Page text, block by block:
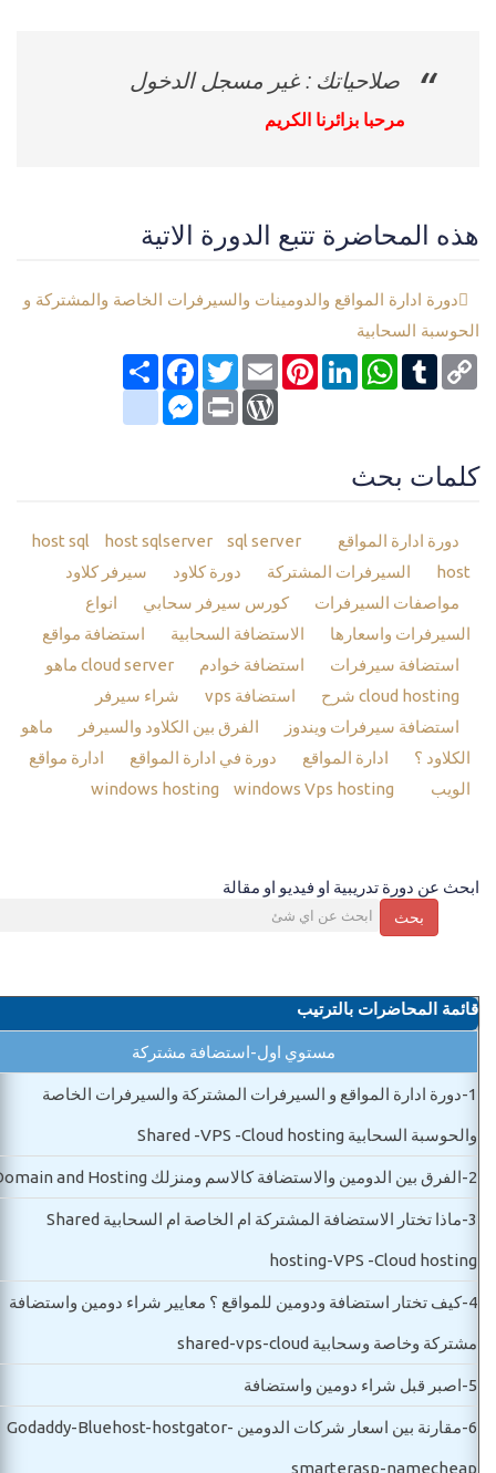
صلاحياتك : غير مسجل الدخول
مرحبا بزائرنا الكريم
هذه المحاضرة تتبع الدورة الاتية
دورة ادارة المواقع والدومينات والسيرفرات الخاصة والمشتركة و
الحوسبة السحابية
انشر
FacebookTwitterEmail
PinterestLinkedIn
WhatsAppTumblr Copy
Link
google_bookmarksMessenger Print
WordPress
كلمات بحث
دورة ادارة المواقع host sqlserver
sql server
host
السيرفرات المشتركة دورة كلاود
سيرفر كلاود
مواصفات السيرفرات
كورس سيرفر سحابي
انواع
السيرفرات واسعارها
الاستضافة السحابية
استضافة مواقع
استضافة سيرفرات
استضافة خوادم
cloud server ماهو
cloud hosting شرح
استضافة vps
شراء سيرفر
استضافة سيرفرات ويندوز
الفرق بين الكلاود والسيرفر
ماهو
الكلاود ؟
ادارة المواقع دورة في ادارة المواقع
ادارة مواقع
الويب
windows Vps hosting
ابحث عن دورة تدريبية او فيديو او مقالة
بحث
قائمة المحاضرات بالترتيب
مستوي اول-استضافة مشتركة
1- دورة ادارة المواقع و السيرفرات المشتركة والسيرفرات الخاصة
والحوسبة السحابية Shared -VPS -Cloud hosting
2- الفرق بين الدومين والاستضافة كالاسم ومنزلك Domain and Hosting
3- ماذا تختار الاستضافة المشتركة ام الخاصة ام السحابية Shared
hosting-VPS -Cloud hosting
4- كيف تختار استضافة ودومين للمواقع ؟ معايير شراء دومين واستضافة
مشتركة وخاصة وسحابية shared-vps-cloud
5- اصبر قبل شراء دومين واستضافة
6- مقارنة بين اسعار شركات الدومين Godaddy-Bluehost-hostgator-
smarterasp-namecheap